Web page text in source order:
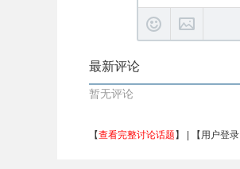
最新评论
暂无评论
【查看完整讨论话题 】 | 【 用户登录